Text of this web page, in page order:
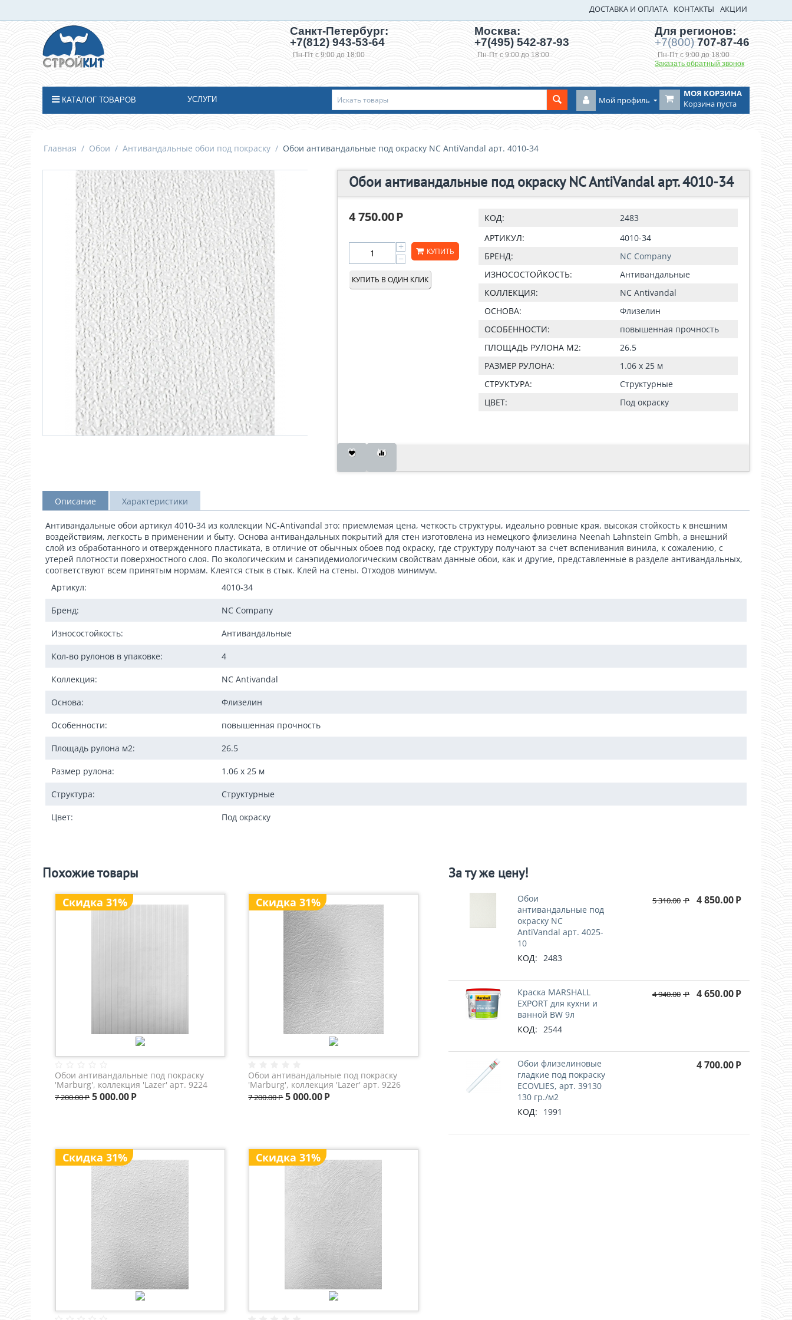
ДОСТАВКА И ОПЛАТА КОНТАКТЫ АКЦИИ
Санкт-Петербург:
+7(812) 943-53-64
Пн-Пт с 9:00 до 18:00
Москва:
+7(495)542-87-93
Пн-Пт с 9:00 до 18:00
Для регионов:
+7(800)707-87-46
Пн-Пт с 9:00 до 18:00
Заказать обратный звонок
КАТАЛОГ ТОВАРОВ УСЛУГИ
МОЯ КОРЗИНА
Корзина пуста
Мой профиль
Главная / Обои / Антивандальные обои под покраску / Обои антивандальные под окраску NC AntiVandal арт. 4010-34
Обои антивандальные под окраску NC AntiVandal арт. 4010-34
4 750.00Р
+
−
КУПИТЬ
КУПИТЬ В ОДИН КЛИК
КОД:
2483
АРТИКУЛ:
4010-34
БРЕНД:
NC Company
ИЗНОСОСТОЙКОСТЬ:
Антивандальные
КОЛЛЕКЦИЯ:
NC Antivandal
ОСНОВА:
Флизелин
ОСОБЕННОСТИ:
повышенная прочность
ПЛОЩАДЬ РУЛОНА М2:
26.5
РАЗМЕР РУЛОНА:
1.06 x 25 м
СТРУКТУРА:
Структурные
ЦВЕТ:
Под окраску
Описание Характеристики
Антивандальные обои артикул 4010-34 из коллекции NC-Antivandal это: приемлемая цена, четкость структуры, идеально ровные края, высокая стойкость к внешним
воздействиям, легкость в применении и быту. Основа антивандальных покрытий для стен изготовлена из немецкого флизелина Neenah Lahnstein Gmbh, а внешний
слой из обработанного и отвержденного пластиката, в отличие от обычных обоев под окраску, где структуру получают за счет вспенивания винила, к сожалению, с
утерей плотности поверхностного слоя. По экологическим и санэпидемиологическим свойствам данные обои, как и другие, представленные в разделе антивандальных,
соответствуют всем принятым нормам. Клеятся стык в стык. Клей на стены. Отходов минимум.
Артикул:
4010-34
Бренд: NC Company
Износостойкость: Антивандальные
Кол-во рулонов в упаковке: 4
Коллекция: NC Antivandal
Основа: Флизелин
Особенности: повышенная прочность
Площадь рулона м2: 26.5
Размер рулона: 1.06 x 25 м
Структура: Структурные
Цвет: Под окраску
Похожие товары
Скидка 31%
Обои антивандальные под покраску
'Marburg', коллекция 'Lazer' арт. 9224
7 200.00Р 5 000.00Р
Скидка 31%
Обои антивандальные под покраску
'Marburg', коллекция 'Lazer' арт. 9226
7 200.00Р 5 000.00Р
Скидка 31% Скидка 31%
За ту же цену!
Обои
антивандальные под
окраску NC
AntiVandal арт. 4025-
10
КОД: 2483
5 310.00 Р 4 850.00Р
Краска MARSHALL
EXPORT для кухни и
ванной BW 9л
КОД: 2544
4 940.00 Р 4 650.00Р
Обои флизелиновые
гладкие под покраску
ECOVLIES, арт. 39130
130 гр./м2
КОД:
1991
4 700.00Р